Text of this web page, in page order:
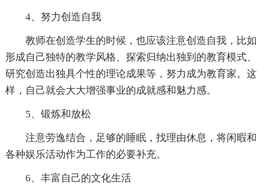
4、努力创造自我
教师在创造学生的时候，也应该注意创造自我，比如
形成自己独特的教学风格、探索归纳出独到的教育模式、
研究创造出独具个性的理论成果等，努力成为教育家。这
样，自己就会大大增强事业的成就感和魅力感。
5、锻炼和放松
注意劳逸结合，足够的睡眠，找理由休息，将闲暇和
各种娱乐活动作为工作的必要补充。
6、丰富自己的文化生活